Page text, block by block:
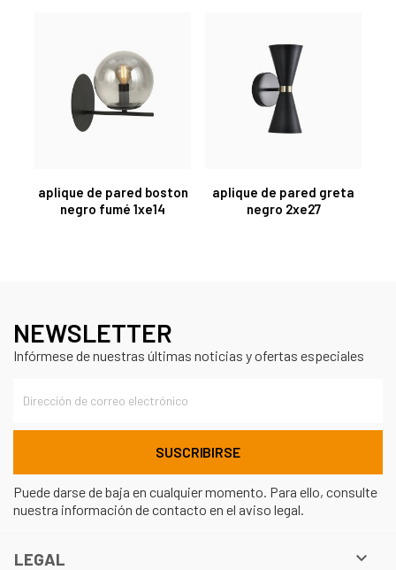
aplique de pared boston
negro fumé 1xe14
aplique de pared greta
negro 2xe27
NEWSLETTER
Infórmese de nuestras últimas noticias y ofertas especiales
Puede darse de baja en cualquier momento. Para ello, consulte
nuestra información de contacto en el aviso legal.
LEGAL 